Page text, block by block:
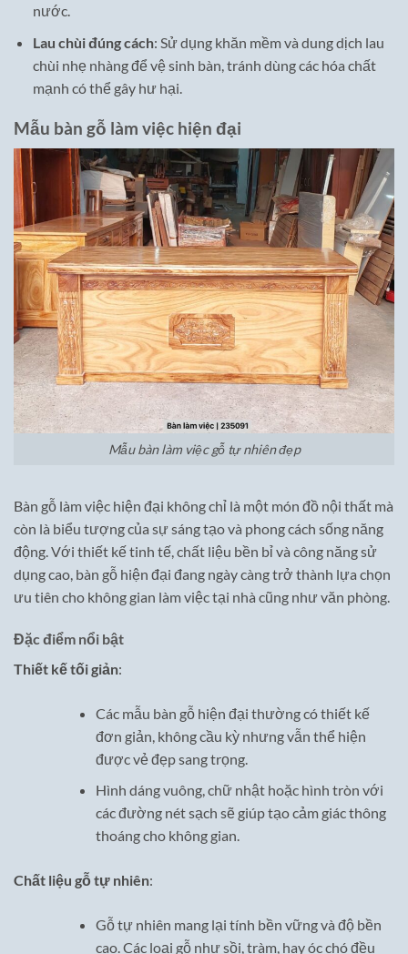
nước.
Lau chùi đúng cách: Sử dụng khăn mềm và dung dịch lau
chùi nhẹ nhàng để vệ sinh bàn, tránh dùng các hóa chất
mạnh có thể gây hư hại.
Mẫu bàn gỗ làm việc hiện đại
Mẫu bàn làm việc gỗ tự nhiên đẹp
Bàn gỗ làm việc hiện đại không chỉ là một món đồ nội thất mà
còn là biểu tượng của sự sáng tạo và phong cách sống năng
động. Với thiết kế tinh tế, chất liệu bền bỉ và công năng sử
dụng cao, bàn gỗ hiện đại đang ngày càng trở thành lựa chọn
ưu tiên cho không gian làm việc tại nhà cũng như văn phòng.
Đặc điểm nổi bật
Thiết kế tối giản:
Các mẫu bàn gỗ hiện đại thường có thiết kế
đơn giản, không cầu kỳ nhưng vẫn thể hiện
được vẻ đẹp sang trọng.
Hình dáng vuông, chữ nhật hoặc hình tròn với
các đường nét sạch sẽ giúp tạo cảm giác thông
thoáng cho không gian.
Chất liệu gỗ tự nhiên:
Gỗ tự nhiên mang lại tính bền vững và độ bền
cao. Các loại gỗ như sồi, tràm, hay óc chó đều